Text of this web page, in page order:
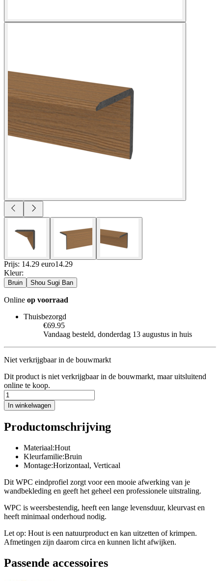
Prijs: 14.29 euro14.29
Kleur:
Bruin Shou Sugi Ban
Online op voorraad
Thuisbezorgd
€69.95
Vandaag besteld, donderdag 13 augustus in huis
Niet verkrijgbaar in de bouwmarkt
Dit product is niet verkrijgbaar in de bouwmarkt, maar uitsluitend
online te koop.
In winkelwagen
Productomschrijving
Materiaal:Hout
Kleurfamilie:Bruin
Montage:Horizontaal, Verticaal
Dit WPC eindprofiel zorgt voor een mooie afwerking van je
wandbekleding en geeft het geheel een professionele uitstraling.
WPC is weersbestendig, heeft een lange levensduur, kleurvast en
heeft minimaal onderhoud nodig.
Let op: Hout is een natuurproduct en kan uitzetten of krimpen.
Afmetingen zijn daarom circa en kunnen licht afwijken.
Passende accessoires